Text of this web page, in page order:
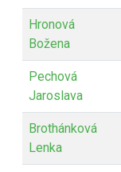
Hronová
Božena
Pechová
Jaroslava
Brothánková
Lenka